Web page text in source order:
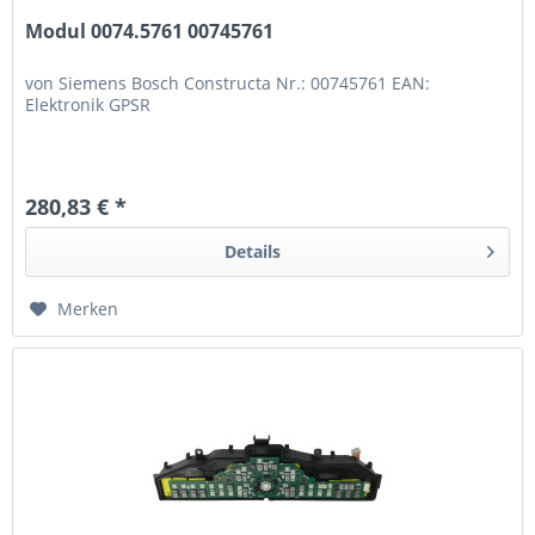
Modul 0074.5761 00745761
von Siemens Bosch Constructa Nr.: 00745761 EAN:
Elektronik GPSR
280,83 € *
Details
Merken